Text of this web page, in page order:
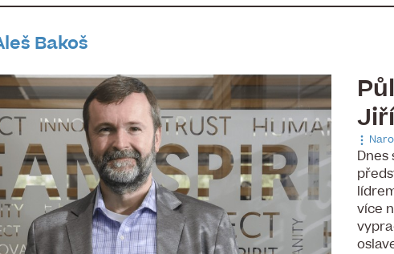
Bakoš
více